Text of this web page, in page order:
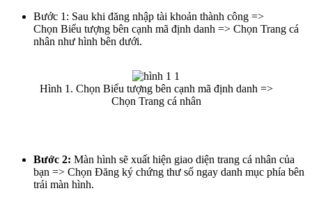
Bước 1: Sau khi đăng nhập tài khoản thành công =>
Chọn Biểu tượng bên cạnh mã định danh => Chọn Trang cá
nhân như hình bên dưới.
Hình 1. Chọn Biểu tượng bên cạnh mã định danh =>
Chọn Trang cá nhân
Bước 2: Màn hình sẽ xuất hiện giao diện trang cá nhân của
bạn => Chọn Đăng ký chứng thư số ngay danh mục phía bên
trái màn hình.